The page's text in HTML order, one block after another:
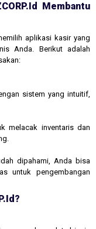
Membantu
aplikasi kasir yang
Anda. Berikut adalah
sistem yang intuitif,
melacak inventaris dan
dipahami, Anda bisa
untuk pengembangan